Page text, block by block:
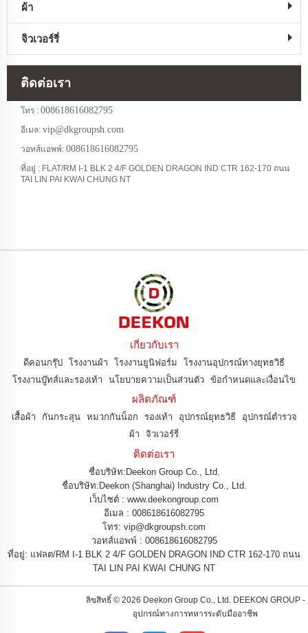
ผ้า
จิวเวอร์รี่
ติดต่อเรา
โทร : 008618616082795
อีเมล: vip@dkgroupsh.com
วอทส์แอพพ์: 008618616082795
ที่อยู่ : FLAT/RM I-1 BLK 2 4/F GOLDEN DRAGON IND CTR 162-170 ถนน
TAI LIN PAI KWAI CHUNG NT
เกี่ยวกับเรา
ดีคอนกรุ๊ป โรงงานผ้า โรงงานยูนิฟอร์ม
โรงงานอุปกรณ์ทางยุทธวิธี
โรงงานบู๊ทส์และรองเท้า
นโยบายความเป็นส่วนตัว ข้อกำหนดและเงื่อนไข
ผลิตภัณฑ์
เสื้อผ้า กันกระสุน หมวกกันน็อก รองเท้า อุปกรณ์ยุทธวิธี
อุปกรณ์ตำรวจ
ผ้า
จิวเวอร์รี่
ติดต่อเรา
ชื่อบริษัท:Deekon Group Co., Ltd.
ชื่อบริษัท:Deekon (Shanghai) Industry Co., Ltd.
เว็บไซต์ : www.deekongroup.com
อีเมล : 008618616082795
โทร: vip@dkgroupsh.com
วอทส์แอพพ์ : 008618616082795
ที่อยู่: แฟลต/RM I-1 BLK 2 4/F GOLDEN DRAGON IND CTR 162-170 ถนน
TAI LIN PAI KWAI CHUNG NT
ลิขสิทธิ์ © 2026 Deekon Group Co., Ltd. DEEKON GROUP -
อุปกรณ์ทางการทหารระดับมืออาชีพ